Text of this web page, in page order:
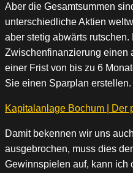
Aber die Gesamtsummen
unterschiedliche Aktien
aber stetig abwärts
Zwischenfinanzierung einen
einer Frist von bis zu 6
Sie einen Sparplan erstellen.
Kapitalanlage Bochum | Der
Damit bekennen wir uns
ausgebrochen, muss dies
Gewinnspielen auf, kann ich